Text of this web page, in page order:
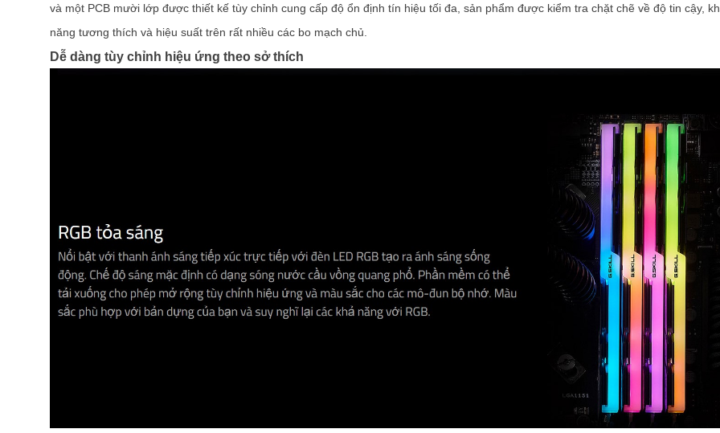
và một PCB mười lớp được thiết kế tùy chỉnh cung cấp độ ổn định tín hiệu tối đa, sản phẩm được kiểm tra chặt chẽ về độ tin cậy,
năng tương thích và hiệu suất trên rất nhiều các bo mạch chủ.
Dễ dàng tùy chỉnh hiệu ứng theo sở thích